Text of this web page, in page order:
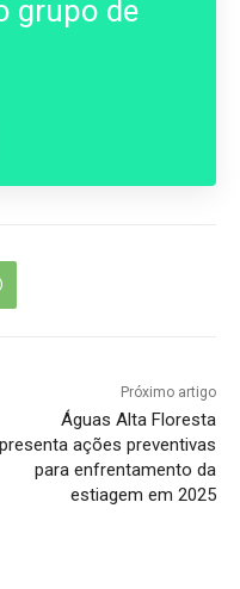
grupo de
Próximo artigo
Águas Alta Floresta
ações preventivas
para enfrentamento da
estiagem em 2025